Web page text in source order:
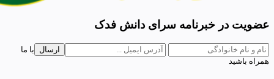
عضویت در خبرنامه سرای دانش فدک
ارسال
با ما
همراه باشید